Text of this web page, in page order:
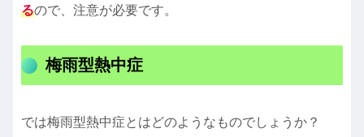
るので、注意が必要です。
梅雨型熱中症
では梅雨型熱中症とはどのようなものでしょうか？